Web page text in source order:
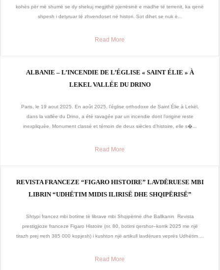
kohës për më shumë se dy shekuj megjithë pjerrësinë e madhe të terrenit, ka qenë
shpesh i detyruar të zhvendoset në histori. Sot dihet se nuk ë...
Read More
ALBANIE – L’INCENDIE DE L’ÉGLISE « SAINT ÉLIE » À
LEKEL VALLÉE DU DRINO
Paris, le 19 aout 2025. En août 2025, l’église orthodoxe de Saint Élie à Lekël,
dans la vallée du Drino, a été ravagée par un incendie dont l’origine reste
inexpliquée. Monument classé et témoin de deux siècles d’histoire, elle s�...
Read More
REVISTA FRANCEZE “FIGARO HISTOIRE” LAVDËRUESE MBI
LIBRIN “UDHËTIM MIDIS ILIRISË DHE SHQIPËRISË”
Shtypi francez mbi botime të librave mbi Shqipërinë dhe Ballkanin Revista
prestigjioze franceze Figaro Histoire (nr. 80, botimi qershor–korrik 2025 me një
tirazh prej rreth 385 000 kopjesh) i kushton një artikull lavdërues veprës Udhëtim ...
Read More